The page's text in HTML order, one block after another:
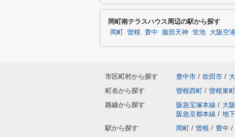
岡町南テラスハウス周辺の駅から探す
岡町 曽根 豊中 服部天神 蛍池 大阪空
市区町村から探す 豊中市 / 吹田市 /
町名から探す
曽根西町 / 曽根東町
路線から探す
阪急宝塚本線 / 大
阪急京都本線 / 地
駅から探す
岡町 / 曽根 / 豊中 /